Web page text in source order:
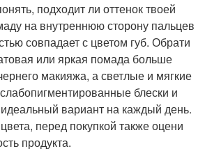
подходит ли оттенок твоей
на внутреннюю сторону пальцев
совпадает с цветом губ. Обрати
или яркая помада больше
макияжа, а светлые и мягкие
блески и
вариант на каждый день.
перед покупкой также оцени
продукта.